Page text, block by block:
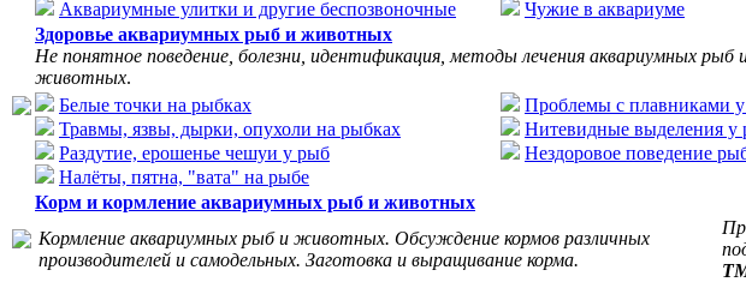
Аквариумные улитки и другие беспозвоночные
Чужие в аквариуме
Здоровье аквариумных рыб и животных
Не понятное поведение, болезни, идентификация, методы лечения аквариумных рыб
животных.
Белые точки на рыбках
Травмы, язвы, дырки, опухоли на рыбках
Раздутие, ерошенье чешуи у рыб
Налёты, пятна, "вата" на рыбе
Проблемы с плавниками
Нитевидные выделения у
Нездоровое поведение
Корм и кормление аквариумных рыб и животных
Кормление аквариумных рыб и животных. Обсуждение кормов различных
производителей и самодельных. Заготовка и выращивание корма.